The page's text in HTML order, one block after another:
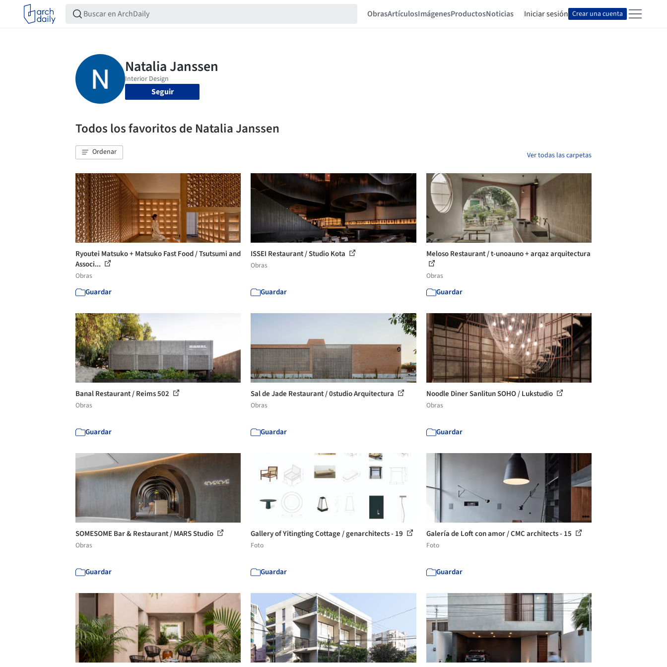
ObrasArtículosImágenesProductosNoticias Iniciar sesión Crear una cuenta
Seguir
Todos los favoritos de Natalia Janssen
Ordenar Ver todas las carpetas
Ryoutei Matsuko + Matsuko Fast Food / Tsutsumi and
Associ...
Obras
Guardar
ISSEI Restaurant / Studio Kota
Obras
Guardar
Meloso Restaurant / t-unoauno + arqaz arquitectura
Obras
Guardar
Banal Restaurant / Reims 502
Obras
Guardar
Sal de Jade Restaurant / 0studio Arquitectura
Obras
Guardar
Noodle Diner Sanlitun SOHO / Lukstudio
Obras
Guardar
SOMESOME Bar & Restaurant / MARS Studio
Obras
Guardar
Gallery of Yitingting Cottage / genarchitects - 19
Foto
Guardar
Galería de Loft con amor / CMC architects - 15
Foto
Guardar